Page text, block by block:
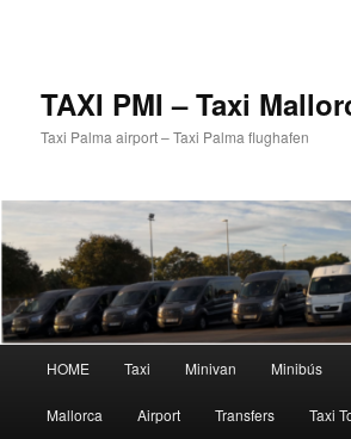
TAXI PMI – Taxi
Taxi Palma airport – Taxi Palma flughafen
principal
HOME Taxi Minivan Minibús
Mallorca Airport Transfers Taxi